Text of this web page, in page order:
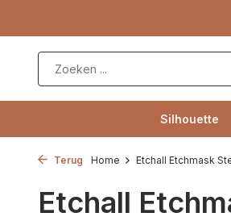
Silhouette
Terug Home Etchall Etchmask
Etchall